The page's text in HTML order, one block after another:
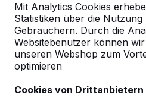
Mit Analytics Cookies
Statistiken über die
Gebrauchern. Durch die
Websitebenutzer können
unseren Webshop zum
optimieren
Cookies von Drittanbietern